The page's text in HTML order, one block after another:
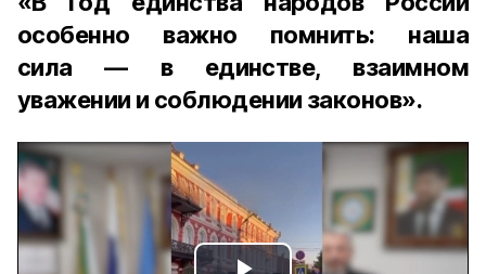
особенно важно помнить: наша
сила — в единстве, взаимном
уважении и соблюдении законов».